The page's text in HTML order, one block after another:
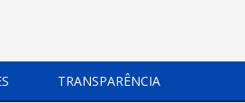
TRANSPARÊNCIA